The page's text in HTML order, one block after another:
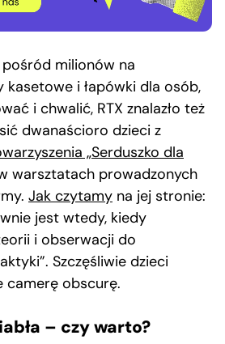
milionów na
i łapówki dla osób,
i chwalić, RTX znalazło też
dwanaścioro dzieci z
„Serduszko dla
warsztatach prowadzonych
Jak czytamy na jej stronie:
jest wtedy, kiedy
i obserwacji do
Szczęśliwie dzieci
camerę obscurę.
– czy warto?